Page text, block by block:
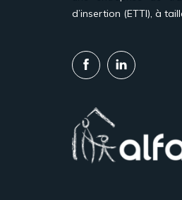
d’insertion (ETTI), à